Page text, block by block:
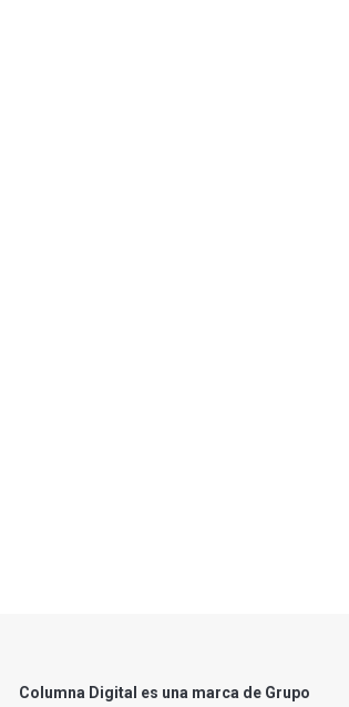
Columna Digital es una marca de Grupo